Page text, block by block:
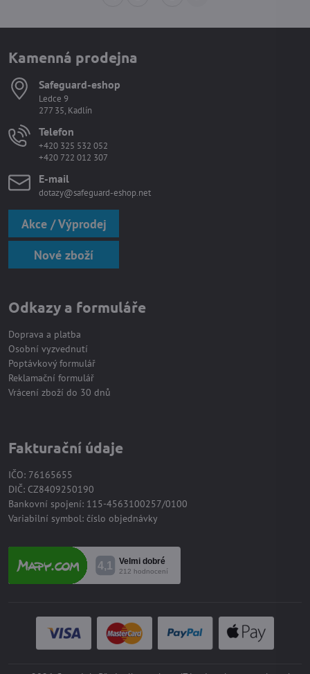
Kamenná prodejna
Safeguard-eshop
Ledce 9
277 35, Kadlín
Telefon
+420 325 532 052
+420 722 012 307
E-mail
dotazy@safeguard-eshop.net
Akce / Výprodej
Nové zboží
Odkazy a formuláře
Doprava a platba
Osobní vyzvednutí
Poptávkový formulář
Reklamační formulář
Vrácení zboží do 30 dnů
Fakturační údaje
IČO: 76165655
DIČ: CZ8409250190
Bankovní spojení: 115-4563100257/0100
Variabilní symbol: číslo objednávky